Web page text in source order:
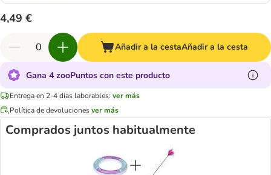
4,49 €
Añadir a la cestaAñadir a la cesta
Gana 4 zooPuntos con este producto
Entrega en 2-4 días laborables: ver más
Política de devolucionesver más
Comprados juntos habitualmente